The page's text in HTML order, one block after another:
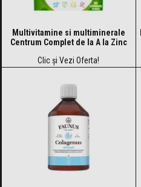
Multivitamine si multiminerale
Centrum Complet de la A la Zinc
Clic și Vezi Oferta!